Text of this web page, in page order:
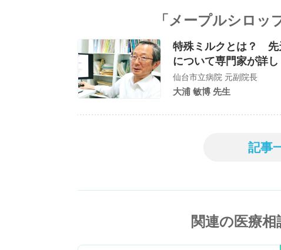
「メープルシロッ
特殊ミルクとは？ 先
について専門家が詳
仙台市立病院 元副院長
大浦 敏博 先生
記事
関連の医療相